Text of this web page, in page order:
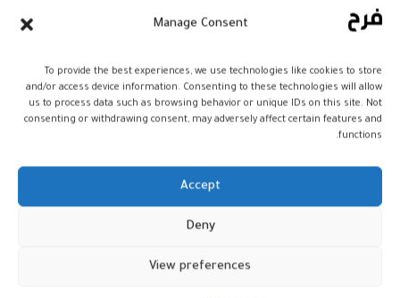
Manage Consent
To provide the best experiences, we use technologies like cookies to store
and/or access device information. Consenting to these technologies will allow
us to process data such as browsing behavior or unique IDs on this site. Not
consenting or withdrawing consent, may adversely affect certain features and
functions.
Accept
Deny
View preferences
المغربيات، والمساواة بين الجنسين
أطلقت السفارة الأمريكية في المغرب و
جمعية أنوال، النسخة الرابعة من برنامج “دي
جي غيرلز / “DigiGirlz Mentorship “، لفائدة 250
فتاتا تتراوح أعمارهن بين 15 و18 سنة .
وذكر المنظمون، في بلاغ مشترك، أن هذا
البرنامج يهدف إلى تعزيز التعليم العلمي بين
الفتيات المغربيات، والمساواة بين الجنسين ،
علاوة على تشجيع تدريس التقنيات الحديثة
والبرمجة، وإبراز مهارات المرأة في ميدان